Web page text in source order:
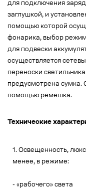
для подключения
заглушкой, и
помощью которой
фонарика, выбор
для подвески
осуществляется
переноски
предусмотрена сумка.
помощью ремешка.
Технические
1. Освещенность,
менее, в режиме:
- «рабочего» света